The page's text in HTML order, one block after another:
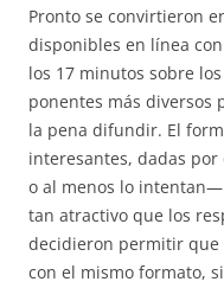
Pronto se convirtieron
disponibles en línea
los 17 minutos sobre
ponentes más diversos
la pena difundir. El
interesantes, dadas
o al menos lo
tan atractivo que los
decidieron permitir que
con el mismo formato,